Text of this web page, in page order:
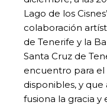
Lago de los
colaboración
de Tenerife y la
Santa Cruz de
encuentro para el
disponibles, y que
fusiona la gracia